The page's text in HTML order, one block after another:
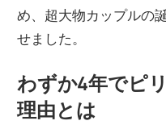
め、超大物カップルの
せました。
わずか4年でピ
理由とは